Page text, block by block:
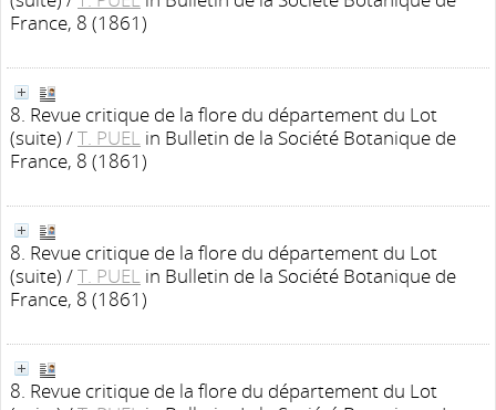
France, 8 (1861)
8. Revue critique de la flore du département du Lot
(suite) /T. PUEL in Bulletin de la Société Botanique de
France, 8 (1861)
8. Revue critique de la flore du département du Lot
(suite) /T. PUEL in Bulletin de la Société Botanique de
France, 8 (1861)
8. Revue critique de la flore du département du Lot